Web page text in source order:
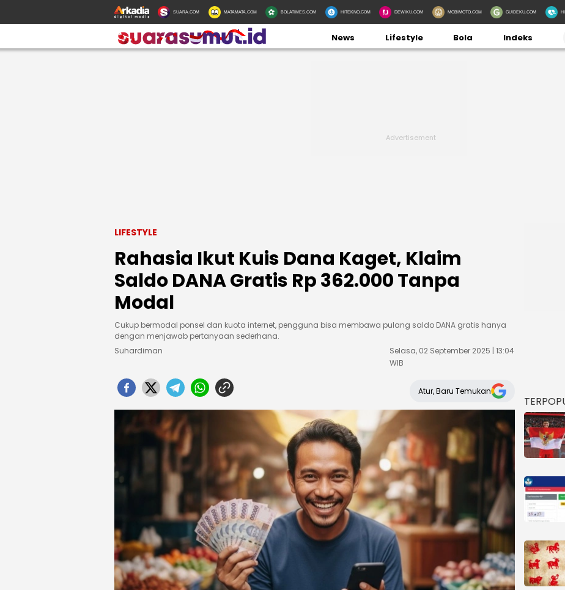
SUARA.COM MATAMATA.COM BOLATIMES.COM HITEKNO.COM DEWIKU.COM MOBIMOTO.COM GUIDEKU.COM
News Lifestyle Bola Indeks
LIFESTYLE
Rahasia Ikut Kuis Dana Kaget, Klaim
Saldo DANA Gratis Rp 362.000 Tanpa
Modal
Cukup bermodal ponsel dan kuota internet, pengguna bisa membawa pulang saldo DANA gratis hanya
dengan menjawab pertanyaan sederhana.
Suhardiman
Selasa, 02 September 2025 | 13:04
WIB
Atur, Baru Temukan